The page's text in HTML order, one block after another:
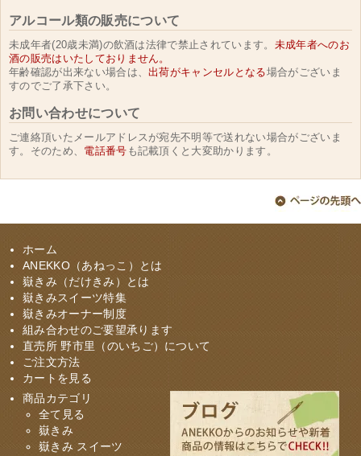
アルコール類の販売について
未成年者(20歳未満)の飲酒は法律で禁止されています。 未成年者へのお
酒の販売はいたしておりません。
年齢確認が出来ない場合は、出荷がキャンセルとなる場合がございま
すのでご了承下さい。
お問い合わせについて
ご連絡頂いたメールアドレスが宛先不明等で送れない場合がございま
す。そのため、 電話番号 も記載頂くと大変助かります。
ホーム
ANEKKO（あねっこ）とは
嶽きみ（だけきみ）とは
嶽きみスイーツ特集
嶽きみオーナー制度
組み合わせのご要望承ります
直売所 野市里（のいちご）について
ご注文方法
カートを見る
商品カテゴリ
全て見る
嶽きみ
嶽きみ スイーツ